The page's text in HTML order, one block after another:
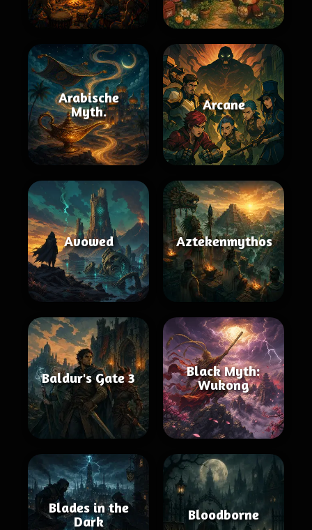
Arabische
Myth.
Arcane
Avowed Aztekenmythos
Baldur's Gate 3
Black Myth:
Wukong
Blades in the
Dark
Bloodborne